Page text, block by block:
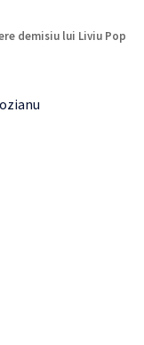
demisiu lui Liviu Pop